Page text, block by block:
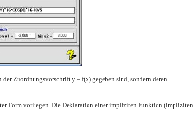
Zuordnungsvorschrift y = f(x) gegeben sind, sondern deren
Form vorliegen. Die Deklaration einer impliziten Funktion (impliziten